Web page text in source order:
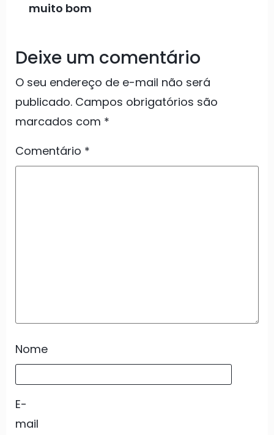
muito bom
Deixe um comentário
O seu endereço de e-mail não será
publicado. Campos obrigatórios são
marcados com *
Comentário *
Nome
E-
mail